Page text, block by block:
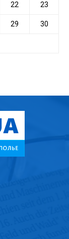
22 23
29 30